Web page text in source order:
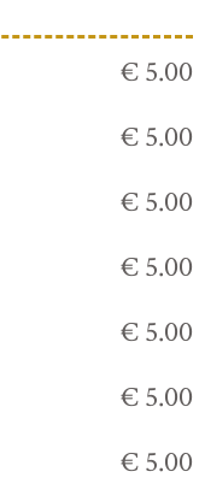
€ 5.00
€ 5.00
€ 5.00
€ 5.00
€ 5.00
€ 5.00
€ 5.00